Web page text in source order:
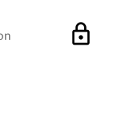
lock